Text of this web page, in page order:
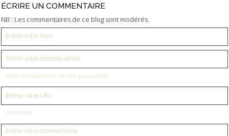
ÉCRIRE UN COMMENTAIRE
NB : Les commentaires de ce blog sont modérés.
Votre adresse email ne sera pas publiée
Optionnel